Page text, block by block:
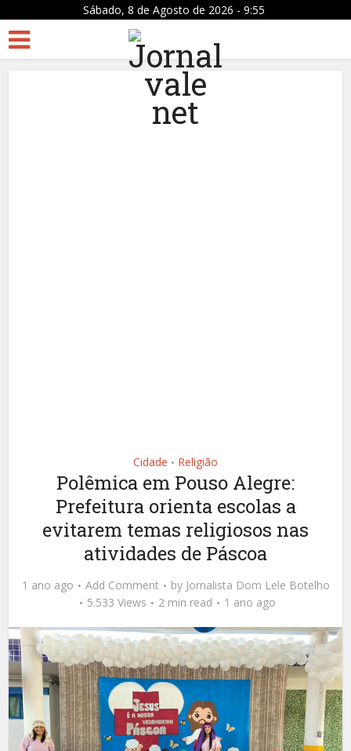
Sábado, 8 de Agosto de 2026 - 9:55
Cidade • Religião
Polêmica em Pouso Alegre:
Prefeitura orienta escolas a
evitarem temas religiosos nas
atividades de Páscoa
1 ano ago Add Comment by Jornalista Dom Lele Botelho
5.533 Views
2 min read 1 ano ago